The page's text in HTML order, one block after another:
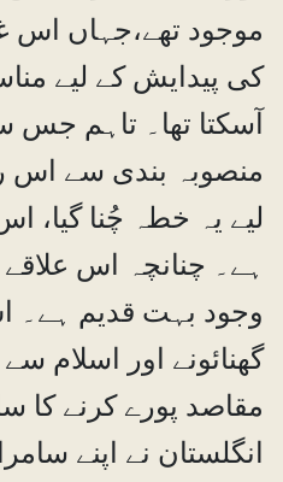
موجود تھے،جہاں اس
کی پیدایش کے لیے
آسکتا تھا۔ تاہم
منصوبہ بندی سے اس
لیے یہ خطہ چُنا گیا،
ہے۔ چنانچہ اس
وجود بہت قدیم ہے۔
گھنائونے اور اسلام
مقاصد پورے کرنے کا
انگلستان نے اپنے